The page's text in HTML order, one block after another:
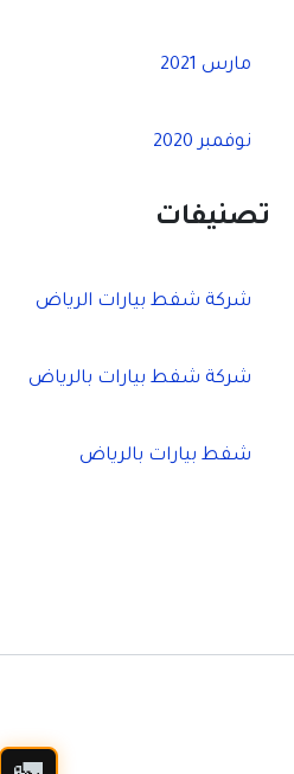
مارس 2021
نوفمبر 2020
تصنيفات
شركة شفط بيارات الرياض
شركة شفط بيارات بالرياض
شفط بيارات بالرياض